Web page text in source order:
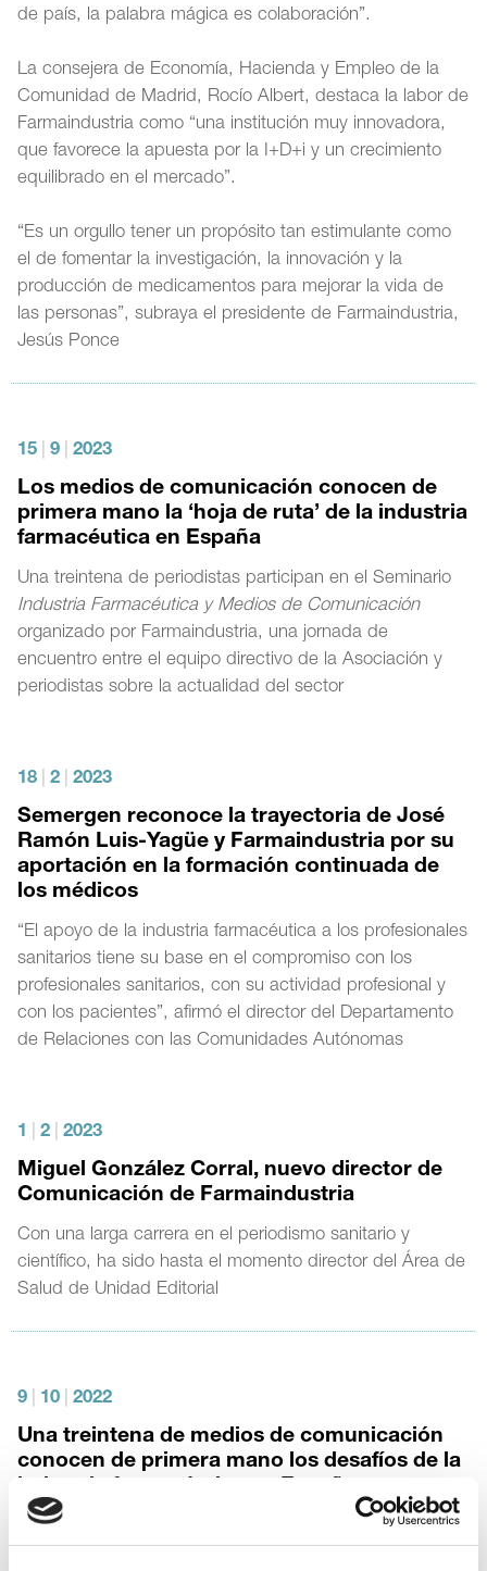
de país, la palabra mágica es colaboración”.
La consejera de Economía, Hacienda y Empleo de la
Comunidad de Madrid, Rocío Albert, destaca la labor de
Farmaindustria como “una institución muy innovadora,
que favorece la apuesta por la I+D+i y un crecimiento
equilibrado en el mercado”.
“Es un orgullo tener un propósito tan estimulante como
el de fomentar la investigación, la innovación y la
producción de medicamentos para mejorar la vida de
las personas”, subraya el presidente de Farmaindustria,
Jesús Ponce
15 9 2023
Los medios de comunicación conocen de
primera mano la ‘hoja de ruta’ de la industria
farmacéutica en España
Una treintena de periodistas participan en el Seminario
Industria Farmacéutica y Medios de Comunicación
organizado por Farmaindustria, una jornada de
encuentro entre el equipo directivo de la Asociación y
periodistas sobre la actualidad del sector
18 2 2023
Semergen reconoce la trayectoria de José
Ramón Luis-Yagüe y Farmaindustria por su
aportación en la formación continuada de
los médicos
“El apoyo de la industria farmacéutica a los profesionales
sanitarios tiene su base en el compromiso con los
profesionales sanitarios, con su actividad profesional y
con los pacientes”, afirmó el director del Departamento
de Relaciones con las Comunidades Autónomas
1 2 2023
Miguel González Corral, nuevo director de
Comunicación de Farmaindustria
Con una larga carrera en el periodismo sanitario y
científico, ha sido hasta el momento director del Área de
Salud de Unidad Editorial
9 10 2022
Una treintena de medios de comunicación
conocen de primera mano los desafíos de la
Farmaindustria celebra un año más el
Seminario